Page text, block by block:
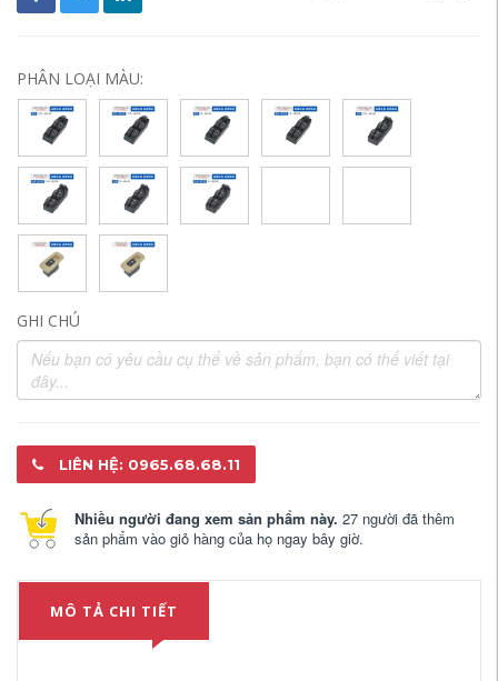
PHÂN LOẠI MÀU:
GHI CHÚ
LIÊN HỆ: 0965.68.68.11
Nhiều người đang xem sản phẩm này. 27 người đã thêm
sản phẩm vào giỏ hàng của họ ngay bây giờ.
MÔ TẢ CHI TIẾT